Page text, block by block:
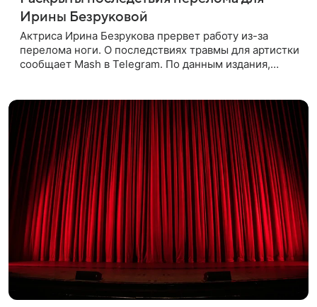
Ирины Безруковой
Актриса Ирина Безрукова прервет работу из-за
перелома ноги. О последствиях травмы для артистки
сообщает Mash в Telegram. По данным издания,